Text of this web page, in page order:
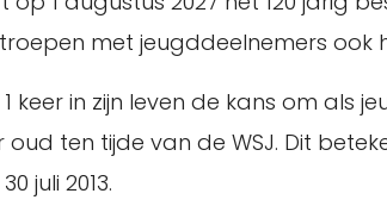
troepen met jeugddeelnemers ook
keer in zijn leven de kans om als
oud ten tijde van de WSJ. Dit
juli 2013.